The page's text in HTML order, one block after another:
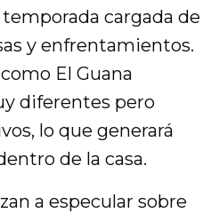
cargada de
y enfrentamientos.
El Guana
diferentes pero
lo que generará
de la casa.
a especular sobre